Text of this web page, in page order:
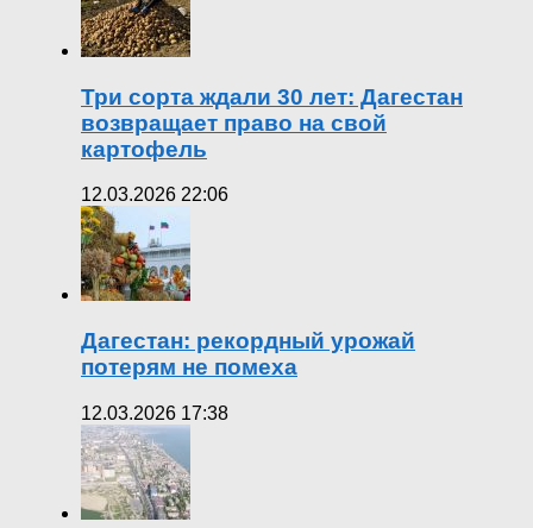
Три сорта ждали 30 лет: Дагестан
возвращает право на свой
картофель
12.03.2026 22:06
Дагестан: рекордный урожай
потерям не помеха
12.03.2026 17:38